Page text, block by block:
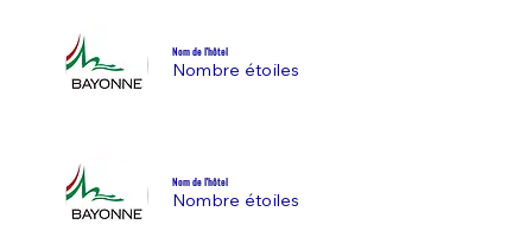
Nom de l'hôtel
Nombre étoiles
Nom de l'hôtel
Nombre étoiles